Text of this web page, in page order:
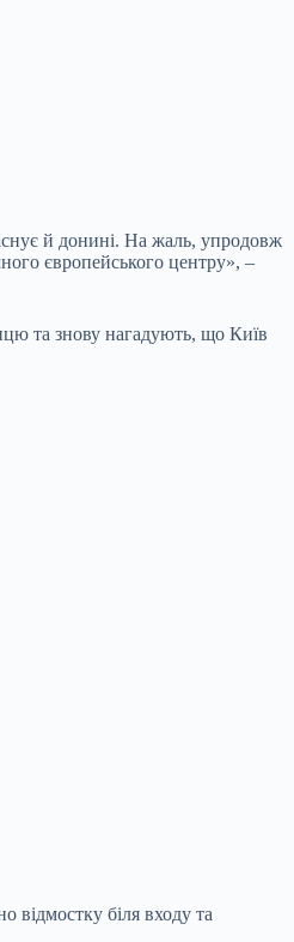
існує й донині. На жаль, упродовж
європейського центру», –
та знову нагадують, що Київ
відмостку біля входу та